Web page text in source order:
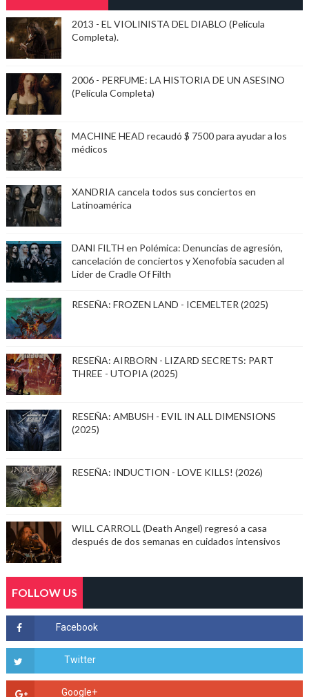
2013 - EL VIOLINISTA DEL DIABLO (Película
Completa).
2006 - PERFUME: LA HISTORIA DE UN ASESINO
(Película Completa)
MACHINE HEAD recaudó $ 7500 para ayudar a los
médicos
XANDRIA cancela todos sus conciertos en
Latinoamérica
DANI FILTH en Polémica: Denuncias de agresión,
cancelación de conciertos y Xenofobia sacuden al
Lider de Cradle Of Filth
RESEÑA: FROZEN LAND - ICEMELTER (2025)
RESEÑA: AIRBORN - LIZARD SECRETS: PART
THREE - UTOPIA (2025)
RESEÑA: AMBUSH - EVIL IN ALL DIMENSIONS
(2025)
RESEÑA: INDUCTION - LOVE KILLS! (2026)
WILL CARROLL (Death Angel) regresó a casa
después de dos semanas en cuidados intensivos
FOLLOW US